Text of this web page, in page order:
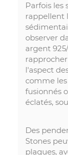
Parfois les
rappellent
observer
argent
l'aspect
comme
fusionnés
éclatés,
Des
Stones
plaques,